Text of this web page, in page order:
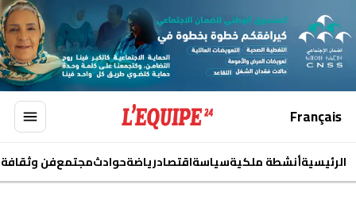
Français
الرئيسيةأنشطة ملكيةسياسةاقتصادرياضةحوادثمجتمعفن وثقافة